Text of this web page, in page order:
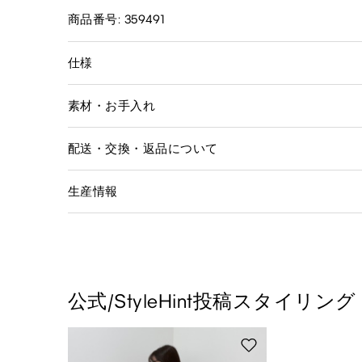
商品番号: 359491
仕様
素材・お手入れ
配送・交換・返品について
生産情報
公式/StyleHint投稿スタイリング